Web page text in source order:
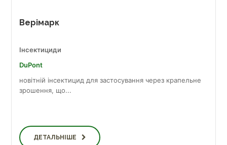
Верімарк
Інсектициди
DuPont
новітній інсектицид для застосування через крапельне
зрошення, що...
ДЕТАЛЬНІШЕ